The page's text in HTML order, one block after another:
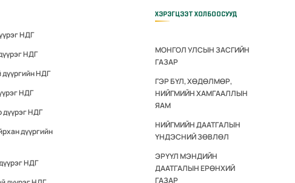
НДГ
НДГ
дүүргийн НДГ
НДГ
дүүрэг НДГ
дүүргийн
НДГ
ХЭРЭГЦЭЭТ ХОЛБООСУУД
МОНГОЛ УЛСЫН ЗАСГИЙН
ГАЗАР
ГЭР БҮЛ, ХӨДӨЛМӨР,
НИЙГМИЙН ХАМГААЛЛЫН
ЯАМ
НИЙГМИЙН ДААТГАЛЫН
ҮНДЭСНИЙ ЗӨВЛӨЛ
ЭРҮҮЛ МЭНДИЙН
ДААТГАЛЫН ЕРӨНХИЙ
ГАЗАР